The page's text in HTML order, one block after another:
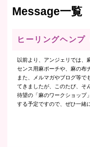
Message一覧
ヒーリングヘン
以前より、アンジェリでは、
センス用麻ポーチや、麻の布
また、メルマガやブログ等で
てきましたが、このたび、そ
待望の「麻のワークショップ
する予定ですので、ぜひ一緒